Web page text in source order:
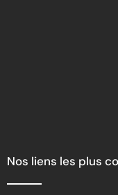
Nos liens les plus